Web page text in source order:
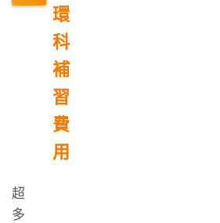
環
科
補
習
費
用
超
多